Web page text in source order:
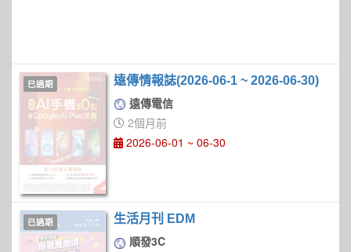
已過期 遠傳情報誌(2026-06-1 ~ 2026-06-30)
遠傳電信
2個月前
2026-06-01 ~ 06-30
已過期 生活月刊 EDM
順發3C